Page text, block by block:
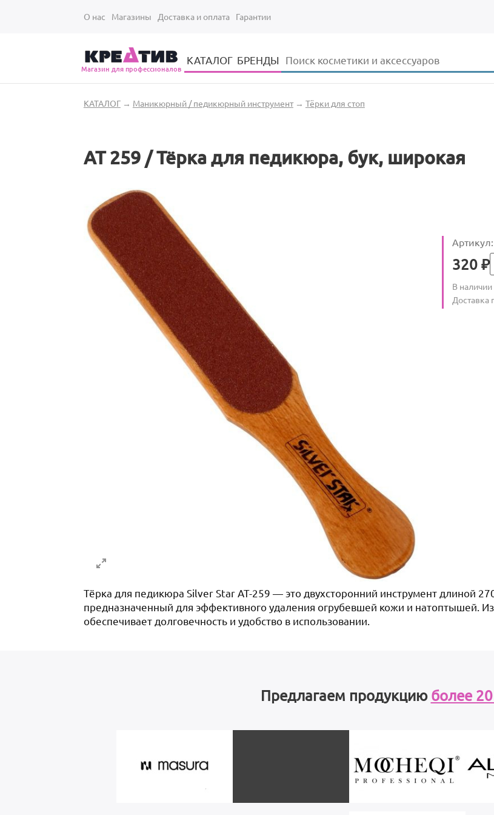
О нас Магазины Доставка и оплата Гарантии
Магазин для профессионалов
КАТАЛОГ БРЕНДЫ Форма поиска
Поиск
Вы здесь
КАТАЛОГ→ Маникюрный / педикюрный инструмент→ Тёрки для стоп
АТ 259 / Тёрка для педикюра, бук, широкая
Артикул:
Цена
320 ₽
Количество
В наличии
Условия
Доставка
Тёрка для педикюра Silver Star AT-259 — это двухсторонний инструмент длиной
предназначенный для эффективного удаления огрубевшей кожи и натоптышей.
обеспечивает долговечность и удобство в использовании.
Предлагаем продукцию более